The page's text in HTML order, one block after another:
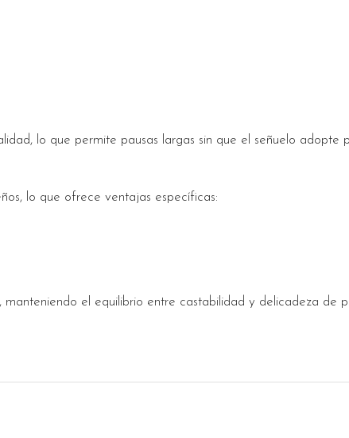
lo que permite pausas largas sin que el señuelo adopte
lo que ofrece ventajas específicas:
el equilibrio entre castabilidad y delicadeza de